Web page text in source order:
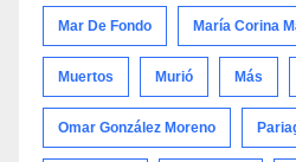
Mar De Fondo María Corina
Muertos Murió Más
Omar González Moreno